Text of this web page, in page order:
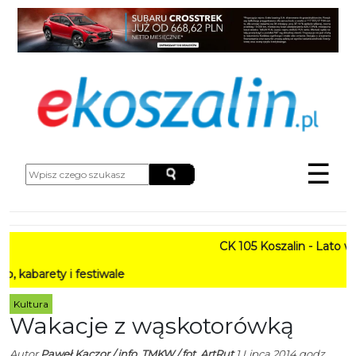
☰
CK 105 Koszalin - Lato w Mieście
i festiwale
Kultura
Wakacje z wąskotorówką